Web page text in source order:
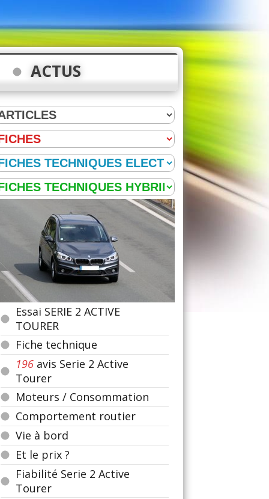
ACTUS
Essai SERIE 2 ACTIVE
TOURER
Fiche technique
196 avis Serie 2 Active
Tourer
Moteurs / Consommation
Comportement routier
Vie à bord
Et le prix ?
Fiabilité Serie 2 Active
Tourer